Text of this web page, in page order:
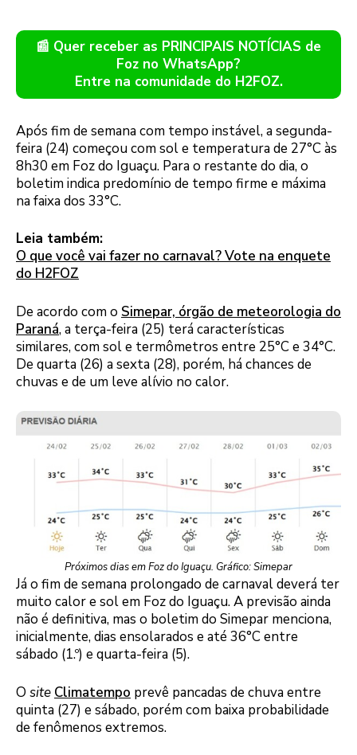
📰 Quer receber as PRINCIPAIS NOTÍCIAS de
Foz no WhatsApp?
Entre na comunidade do H2FOZ.
Após fim de semana com tempo instável, a segunda-
feira (24) começou com sol e temperatura de 27°C às
8h30 em Foz do Iguaçu. Para o restante do dia, o
boletim indica predomínio de tempo firme e máxima
na faixa dos 33°C.
Leia também:
O que você vai fazer no carnaval? Vote na enquete
do H2FOZ
De acordo com o Simepar, órgão de meteorologia do
Paraná, a terça-feira (25) terá características
similares, com sol e termômetros entre 25°C e 34°C.
De quarta (26) a sexta (28), porém, há chances de
chuvas e de um leve alívio no calor.
Próximos dias em Foz do Iguaçu. Gráfico: Simepar
Já o fim de semana prolongado de carnaval deverá ter
muito calor e sol em Foz do Iguaçu. A previsão ainda
não é definitiva, mas o boletim do Simepar menciona,
inicialmente, dias ensolarados e até 36°C entre
sábado (1.º) e quarta-feira (5).
O site Climatempo prevê pancadas de chuva entre
quinta (27) e sábado, porém com baixa probabilidade
de fenômenos extremos.